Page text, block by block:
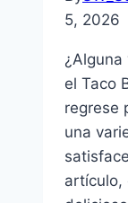
5, 2026
el Taco
regrese
una
artículo,